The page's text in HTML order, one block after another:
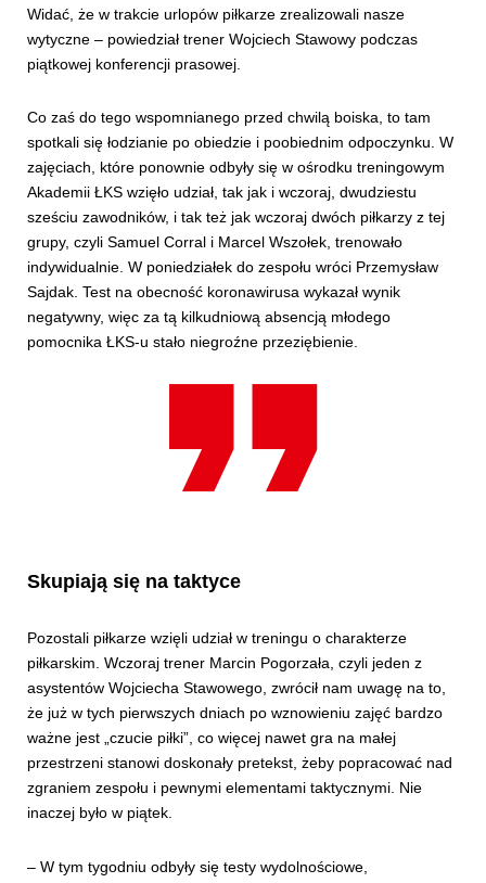
Widać, że w trakcie urlopów piłkarze zrealizowali nasze
wytyczne – powiedział trener Wojciech Stawowy podczas
piątkowej konferencji prasowej.
Co zaś do tego wspomnianego przed chwilą boiska, to tam
spotkali się łodzianie po obiedzie i poobiednim odpoczynku. W
zajęciach, które ponownie odbyły się w ośrodku treningowym
Akademii ŁKS wzięło udział, tak jak i wczoraj, dwudziestu
sześciu zawodników, i tak też jak wczoraj dwóch piłkarzy z tej
grupy, czyli Samuel Corral i Marcel Wszołek, trenowało
indywidualnie. W poniedziałek do zespołu wróci Przemysław
Sajdak. Test na obecność koronawirusa wykazał wynik
negatywny, więc za tą kilkudniową absencją młodego
pomocnika ŁKS-u stało niegroźne przeziębienie.
Skupiają się na taktyce
Pozostali piłkarze wzięli udział w treningu o charakterze
piłkarskim. Wczoraj trener Marcin Pogorzała, czyli jeden z
asystentów Wojciecha Stawowego, zwrócił nam uwagę na to,
że już w tych pierwszych dniach po wznowieniu zajęć bardzo
ważne jest „czucie piłki”, co więcej nawet gra na małej
przestrzeni stanowi doskonały pretekst, żeby popracować nad
zgraniem zespołu i pewnymi elementami taktycznymi. Nie
inaczej było w piątek.
– W tym tygodniu odbyły się testy wydolnościowe,